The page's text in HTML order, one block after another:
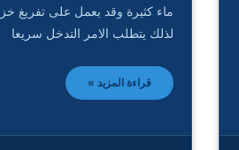
ماء كثيرة وقد يعمل على تفريغ
لذلك يتطلب الامر التدخل سريعا
قراءة المزيد »